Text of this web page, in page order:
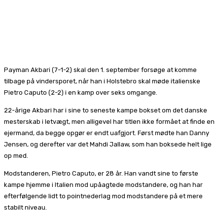
Payman Akbari (7-1-2) skal den 1. september forsøge at komme
tilbage på vindersporet, når han i Holstebro skal møde italienske
Pietro Caputo (2-2) i en kamp over seks omgange.
22-årige Akbari har i sine to seneste kampe bokset om det danske
mesterskab i letvægt, men alligevel har titlen ikke formået at finde en
ejermand, da begge opgør er endt uafgjort. Først mødte han Danny
Jensen, og derefter var det Mahdi Jallaw, som han boksede helt lige
op med.
Modstanderen, Pietro Caputo, er 28 år. Han vandt sine to første
kampe hjemme i Italien mod upåagtede modstandere, og han har
efterfølgende lidt to pointnederlag mod modstandere på et mere
stabilt niveau.